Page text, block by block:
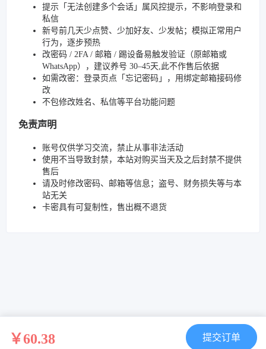
提示「无法创建多个会话」属风控提示，不影响登录和
私信
新号前几天少点赞、少加好友、少发帖；模拟正常用户
行为，逐步预热
改密码 / 2FA / 邮箱 / 踢设备易触发验证（原邮箱或
WhatsApp），建议养号 30–45天,此不作售后依据
如需改密：登录页点「忘记密码」，用绑定邮箱接码修
改
不包修改姓名、私信等平台功能问题
免责声明
账号仅供学习交流，禁止从事非法活动
使用不当导致封禁，本站对购买当天及之后封禁不提供
售后
请及时修改密码、邮箱等信息；盗号、财务损失等与本
站无关
卡密具有可复制性，售出概不退货
￥60.38 提交订单